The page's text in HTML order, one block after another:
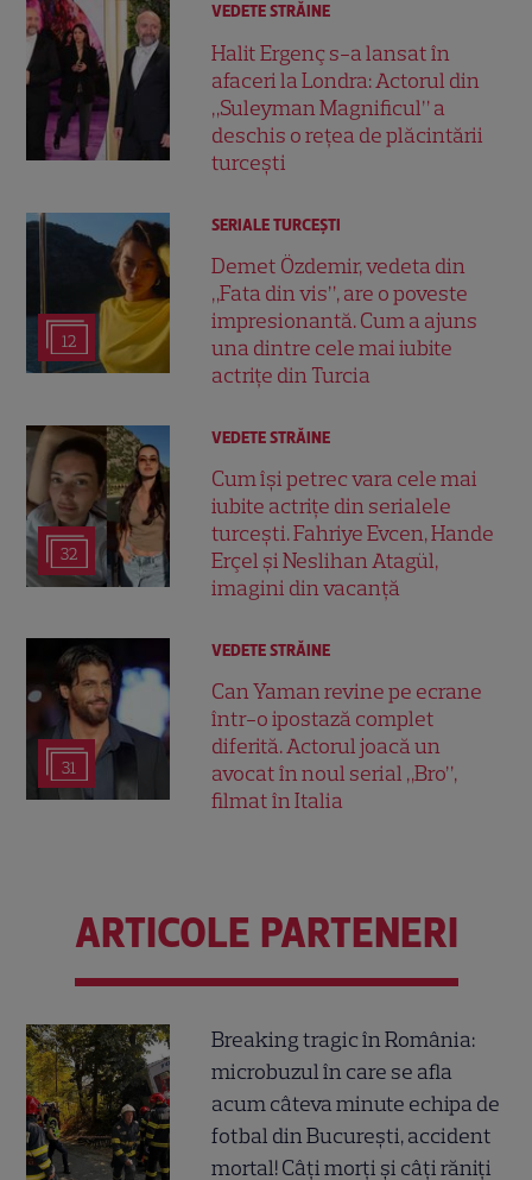
VEDETE STRĂINE
Halit Ergenç s-a lansat în
afaceri la Londra: Actorul din
„Suleyman Magnificul” a
deschis o rețea de plăcintării
turcești
12
SERIALE TURCEŞTI
Demet Özdemir, vedeta din
„Fata din vis”, are o poveste
impresionantă. Cum a ajuns
una dintre cele mai iubite
actrițe din Turcia
32
VEDETE STRĂINE
Cum își petrec vara cele mai
iubite actrițe din serialele
turcești. Fahriye Evcen, Hande
Erçel și Neslihan Atagül,
imagini din vacanță
31
VEDETE STRĂINE
Can Yaman revine pe ecrane
într-o ipostază complet
diferită. Actorul joacă un
avocat în noul serial „Bro”,
filmat în Italia
ARTICOLE PARTENERI
Breaking tragic în România:
microbuzul în care se afla
acum câteva minute echipa de
fotbal din București, accident
mortal! Câți morți și câți răniți